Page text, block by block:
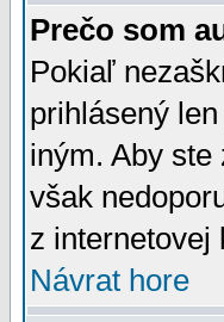
Prečo som
Pokiaľ
prihlásený
iným. Aby ste
však
z internetovej
Návrat hore